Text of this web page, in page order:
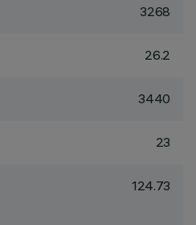
3268
26.2
3440
23
124.73